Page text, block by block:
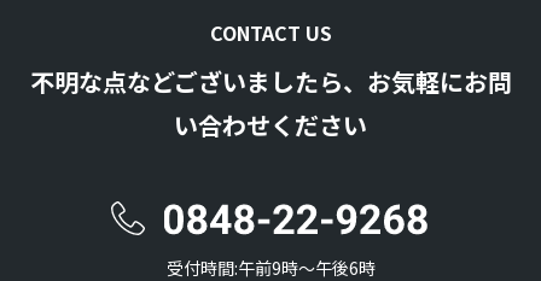
CONTACT US
不明な点などございましたら、お気軽にお問
い合わせください
受付時間:午前9時〜午後6時